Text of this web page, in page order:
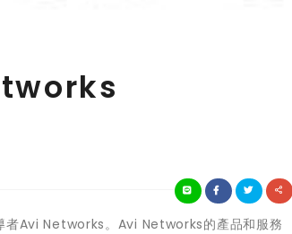
者Avi Networks。Avi Networks的產品和服務